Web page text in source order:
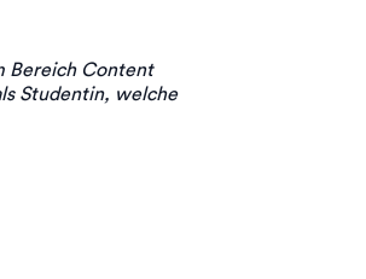
Bereich Content
Studentin, welche